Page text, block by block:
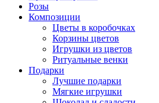
Розы
Композиции
Цветы в коробочках
Корзины цветов
Игрушки из цветов
Ритуальные венки
Подарки
Лучшие подарки
Мягкие игрушки